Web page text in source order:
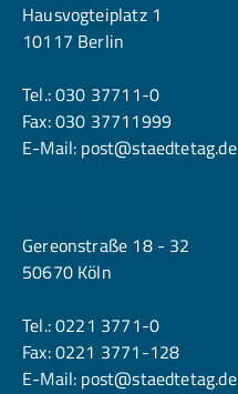
Hausvogteiplatz 1
10117 Berlin
Tel.:030 37711-0
Fax: 030 37711999
E-Mail: post@staedtetag.de
Gereonstraße 18 - 32
50670 Köln
Tel.:0221 3771-0
Fax: 0221 3771-128
E-Mail: post@staedtetag.de